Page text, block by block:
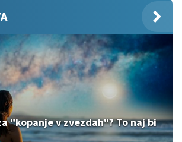
"kopanje v zvezdah"? To naj bi